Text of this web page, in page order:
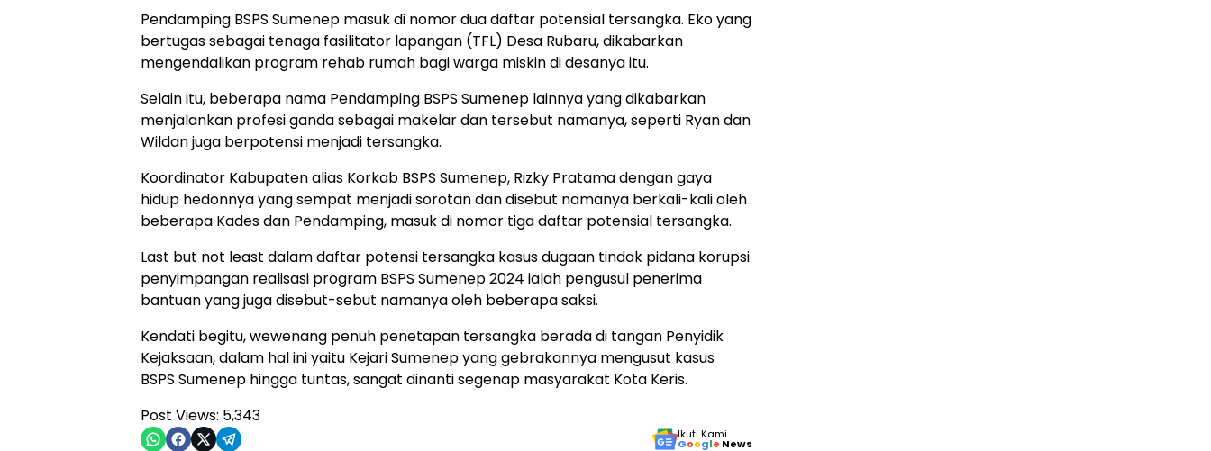
Pendamping BSPS Sumenep masuk di nomor dua daftar potensial tersangka. Eko yang
bertugas sebagai tenaga fasilitator lapangan (TFL) Desa Rubaru, dikabarkan
mengendalikan program rehab rumah bagi warga miskin di desanya itu.
Selain itu, beberapa nama Pendamping BSPS Sumenep lainnya yang dikabarkan
menjalankan profesi ganda sebagai makelar dan tersebut namanya, seperti Ryan dan
Wildan juga berpotensi menjadi tersangka.
Koordinator Kabupaten alias Korkab BSPS Sumenep, Rizky Pratama dengan gaya
hidup hedonnya yang sempat menjadi sorotan dan disebut namanya berkali-kali oleh
beberapa Kades dan Pendamping, masuk di nomor tiga daftar potensial tersangka.
Last but not least dalam daftar potensi tersangka kasus dugaan tindak pidana korupsi
penyimpangan realisasi program BSPS Sumenep 2024 ialah pengusul penerima
bantuan yang juga disebut-sebut namanya oleh beberapa saksi.
Kendati begitu, wewenang penuh penetapan tersangka berada di tangan Penyidik
Kejaksaan, dalam hal ini yaitu Kejari Sumenep yang gebrakannya mengusut kasus
BSPS Sumenep hingga tuntas, sangat dinanti segenap masyarakat Kota Keris.
Post Views: 5,343
Ikuti Kami
Google News